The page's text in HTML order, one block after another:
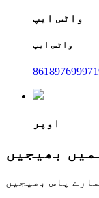
واٹس ایپ
واٹس ایپ
اوپر
پاس بھیجیں